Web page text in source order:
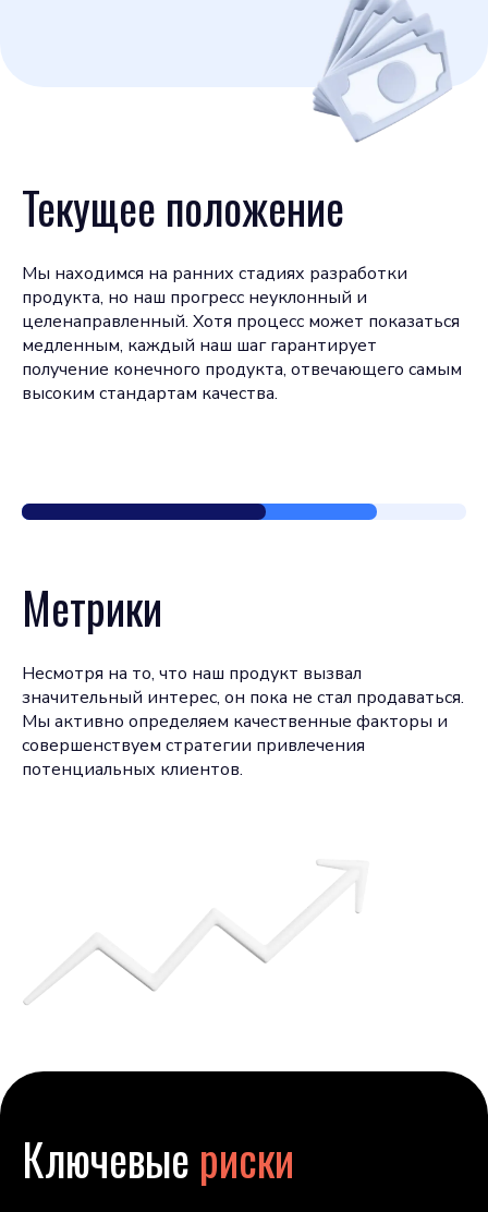
Текущее положение
Мы находимся на ранних стадиях разработки
продукта, но наш прогресс неуклонный и
целенаправленный. Хотя процесс может показаться
медленным, каждый наш шаг гарантирует
получение конечного продукта, отвечающего самым
высоким стандартам качества.
Метрики
Несмотря на то, что наш продукт вызвал
значительный интерес, он пока не стал продаваться.
Мы активно определяем качественные факторы и
совершенствуем стратегии привлечения
потенциальных клиентов.
Ключевые риски